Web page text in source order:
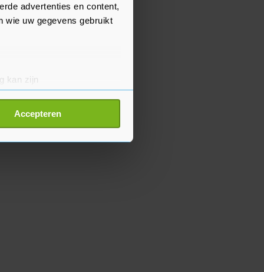
advertenties en content,
wie uw gegevens gebruikt
kan zijn
detailgedeelte
cookiepagina kun je
Accepteren